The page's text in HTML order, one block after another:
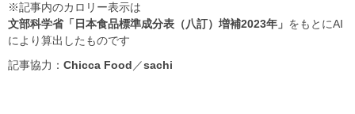
※記事内のカロリー表示は
文部科学省「日本食品標準成分表（八訂）増補2023年」 をもとにAI
により算出したものです
記事協力： Chicca Food／sachi